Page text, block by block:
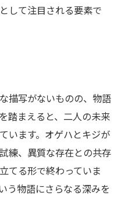
して注目される要素で
描写がないものの、物語
踏まえると、二人の未来
います。オゲハとキジが
練、異質な存在との共存
てる形で終わっていま
う物語にさらなる深みを